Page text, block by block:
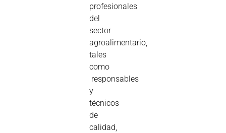
profesionales
del
sector
agroalimentario,
tales
como
responsables
y
técnicos
de
calidad,